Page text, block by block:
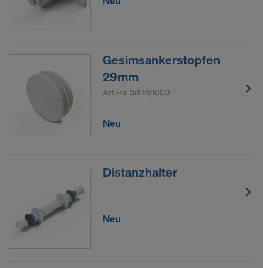
Gesimsankerstopfen
29mm
Art.-nr. 581891000
Neu
Distanzhalter
Neu